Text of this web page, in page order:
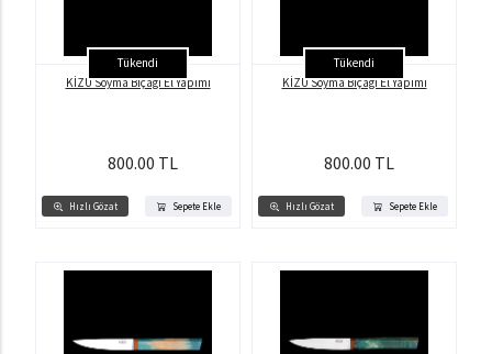
Tükendi
Hızlı Gözat Sepete Ekle
KİZU Soyma Bıçağı El Yapımı
800.00 TL
Tükendi
Hızlı Gözat Sepete Ekle
KİZU Soyma Bıçağı El Yapımı
800.00 TL